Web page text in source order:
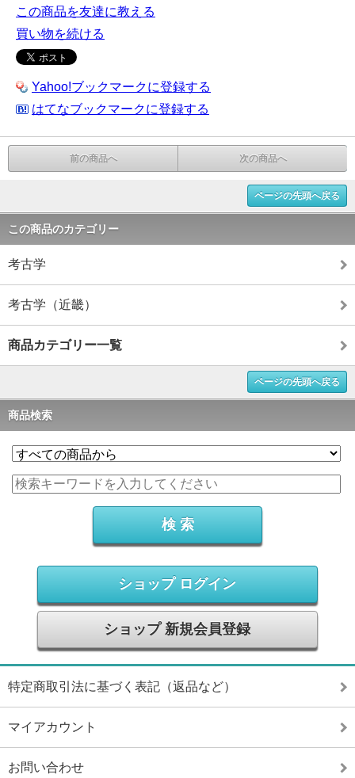
この商品を友達に教える
買い物を続ける
Yahoo!ブックマークに登録する
はてなブックマークに登録する
前の商品へ 次の商品へ
ページの先頭へ戻る
この商品のカテゴリー
考古学
考古学（近畿）
商品カテゴリー一覧
ページの先頭へ戻る
商品検索
ショップ ログイン
ショップ 新規会員登録
特定商取引法に基づく表記（返品など）
マイアカウント
お問い合わせ